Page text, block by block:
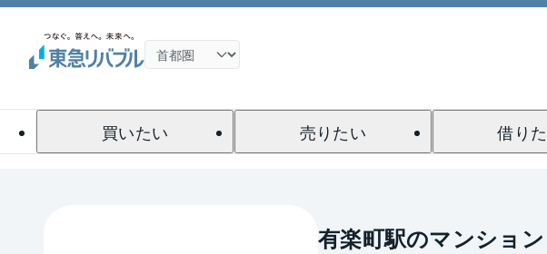
買いたい 売りたい 借り
有楽町駅のマンション